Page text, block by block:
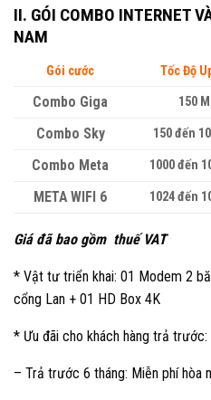
II. GÓI COMBO INTERNET
NAM
Gói cước Tốc Độ
Combo Giga 150
Combo Sky 150 đến
Combo Meta 1000 đến
META WIFI 6 1024 đến
Giá đã bao gồm thuế VAT
* Vật tư triển khai: 01 Modem 2
cổng Lan + 01 HD Box 4K
* Ưu đãi cho khách hàng trả trước:
– Trả trước 6 tháng: Miễn phí hòa